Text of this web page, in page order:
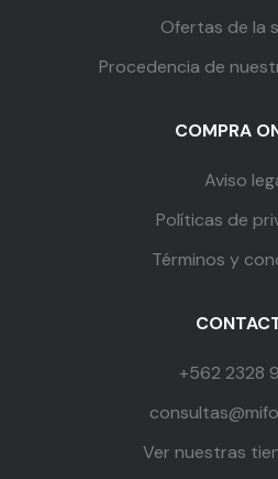
Ofertas de la
Procedencia de
COMPRA
Aviso
Políticas de
Términos y
+562 2328
Ver nuestras